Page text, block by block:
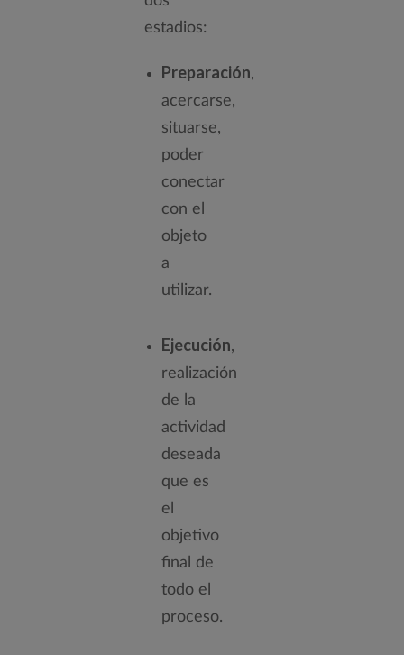
estadios:
Preparación,
acercarse,
situarse,
poder
conectar
con el
objeto
a
utilizar.
Ejecución,
realización
de la
actividad
deseada
que es
el
objetivo
final de
todo el
proceso.